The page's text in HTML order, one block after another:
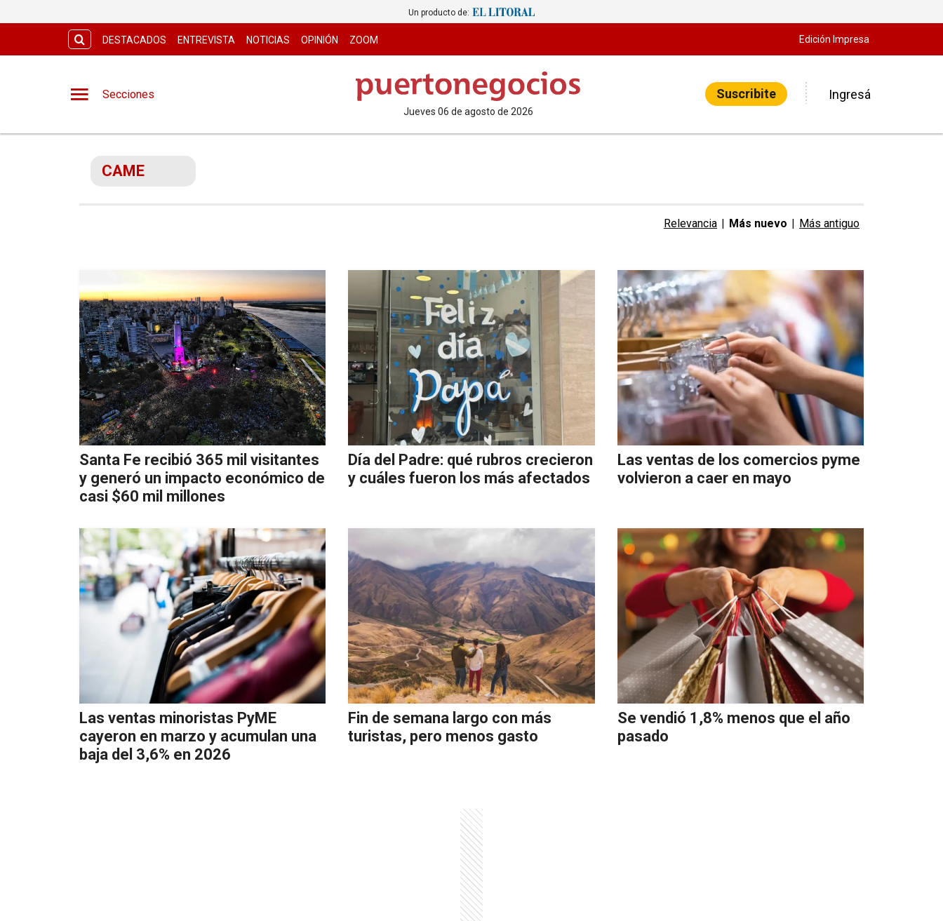
Un producto de:
DESTACADOS ENTREVISTA NOTICIAS OPINIÓN ZOOM Edición Impresa
Secciones
jueves 06 de agosto de 2026
Suscribite Ingresá
CAME
Relevancia | Más nuevo | Más antiguo
Santa Fe recibió 365 mil visitantes
y generó un impacto económico de
casi $60 mil millones
Día del Padre: qué rubros crecieron
y cuáles fueron los más afectados
Las ventas de los comercios pyme
volvieron a caer en mayo
Las ventas minoristas PyME
cayeron en marzo y acumulan una
baja del 3,6% en 2026
Fin de semana largo con más
turistas, pero menos gasto
Se vendió 1,8% menos que el año
pasado